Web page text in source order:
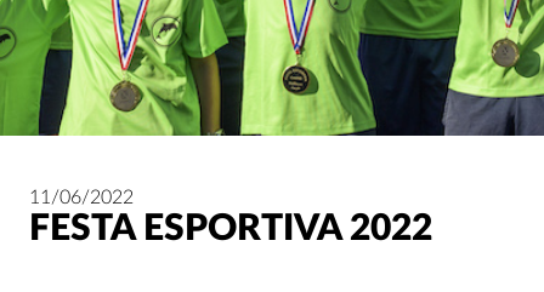
11/06/2022
FESTA ESPORTIVA 2022